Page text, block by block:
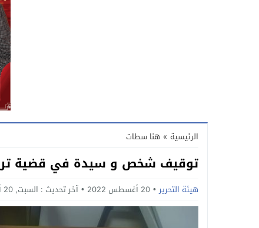
الرئيسية » هنا سطات
توقيف شخص و سيدة في قضية
هيئة التحرير 20 أغسطس 2022 آخر تحديث : السبت, 20 أغسطس, 2022 - 9:21 مساءً